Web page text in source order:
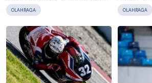
FIFA
OLAHRAGA OLAHRAGA